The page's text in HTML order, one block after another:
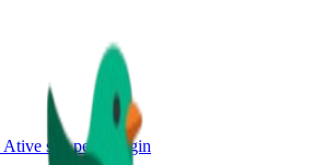
seu perfil
Login